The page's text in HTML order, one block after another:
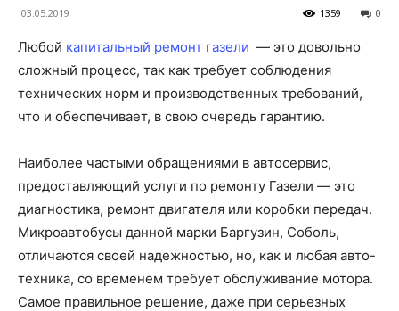
03.05.2019 0
1359
Любой капитальный ремонт газели — это довольно
сложный процесс, так как требует соблюдения
технических норм и производственных требований,
что и обеспечивает, в свою очередь гарантию.
Наиболее частыми обращениями в автосервис,
предоставляющий услуги по ремонту Газели — это
диагностика, ремонт двигателя или коробки передач.
Микроавтобусы данной марки Баргузин, Соболь,
отличаются своей надежностью, но, как и любая авто-
техника, со временем требует обслуживание мотора.
Самое правильное решение, даже при серьезных